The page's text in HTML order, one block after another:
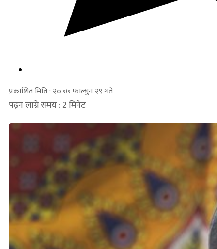
प्रकाशित मिति : २०७७ फाल्गुन २९ गते
पढ्न लाग्ने समय : 2 मिनेट